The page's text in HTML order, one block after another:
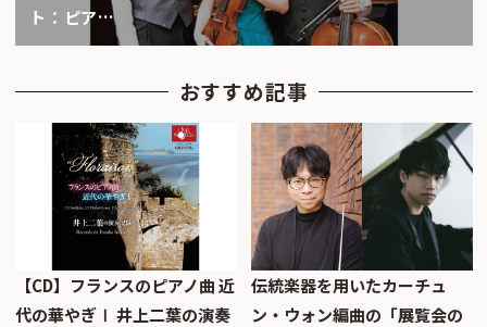
ト：ピア…
おすすめ記事
【CD】フランスのピアノ曲 近
代の華やぎⅠ 井上二葉の演奏
伝統楽器を用いたカーチュ
ン・ウォン編曲の「展覧会の